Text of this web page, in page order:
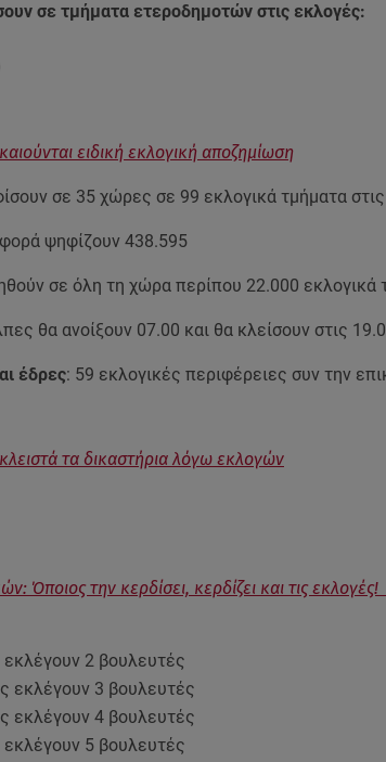
σε τμήματα ετεροδημοτών στις εκλογές:
ειδική εκλογική αποζημίωση
σε 35 χώρες σε 99 εκλογικά τμήματα
ψηφίζουν 438.595
σε όλη τη χώρα περίπου 22.000 εκλογικά
θα ανοίξουν 07.00 και θα κλείσουν στις
έδρες: 59 εκλογικές περιφέρειες συν την
τα δικαστήρια λόγω εκλογών
Όποιος την κερδίσει, κερδίζει και τις εκλογές!
εκλέγουν 2 βουλευτές
εκλέγουν 3 βουλευτές
εκλέγουν 4 βουλευτές
5 βουλευτές